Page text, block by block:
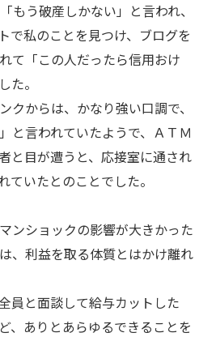
もう破産しかない」と言われ、
で私のことを見つけ、ブログを
て「この人だったら信用おけ
た。
クからは、かなり強い口調で、
と言われていたようで、ＡＴＭ
と目が遭うと、応接室に通され
ていたとのことでした。
ンショックの影響が大きかった
、利益を取る体質とはかけ離れ
員と面談して給与カットした
、ありとあらゆるできることを